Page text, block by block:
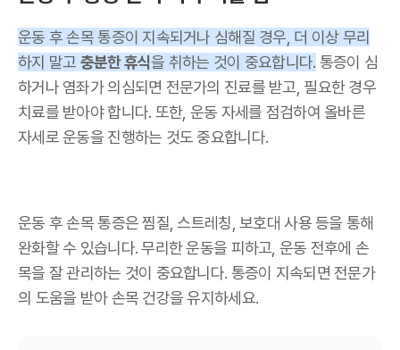
운동 후 손목 통증이 지속되거나 심해질 경우, 더 이상 무리
하지 말고 충분한 휴식을 취하는 것이 중요합니다. 통증이 심
하거나 염좌가 의심되면 전문가의 진료를 받고, 필요한 경우
치료를 받아야 합니다. 또한, 운동 자세를 점검하여 올바른
자세로 운동을 진행하는 것도 중요합니다.
운동 후 손목 통증은 찜질, 스트레칭, 보호대 사용 등을 통해
완화할 수 있습니다. 무리한 운동을 피하고, 운동 전후에 손
목을 잘 관리하는 것이 중요합니다. 통증이 지속되면 전문가
의 도움을 받아 손목 건강을 유지하세요.